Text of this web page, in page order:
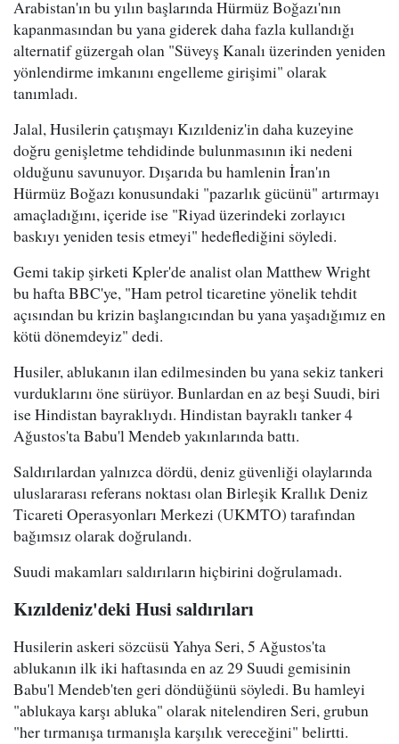
Arabistan'ın bu yılın başlarında Hürmüz Boğazı'nın
kapanmasından bu yana giderek daha fazla kullandığı
alternatif güzergah olan "Süveyş Kanalı üzerinden yeniden
yönlendirme imkanını engelleme girişimi" olarak
tanımladı.
Jalal, Husilerin çatışmayı Kızıldeniz'in daha kuzeyine
doğru genişletme tehdidinde bulunmasının iki nedeni
olduğunu savunuyor. Dışarıda bu hamlenin İran'ın
Hürmüz Boğazı konusundaki "pazarlık gücünü" artırmayı
amaçladığını, içeride ise "Riyad üzerindeki zorlayıcı
baskıyı yeniden tesis etmeyi" hedeflediğini söyledi.
Gemi takip şirketi Kpler'de analist olan Matthew Wright
bu hafta BBC'ye, "Ham petrol ticaretine yönelik tehdit
açısından bu krizin başlangıcından bu yana yaşadığımız en
kötü dönemdeyiz" dedi.
Husiler, ablukanın ilan edilmesinden bu yana sekiz tankeri
vurduklarını öne sürüyor. Bunlardan en az beşi Suudi, biri
ise Hindistan bayraklıydı. Hindistan bayraklı tanker 4
Ağustos'ta Babu'l Mendeb yakınlarında battı.
Saldırılardan yalnızca dördü, deniz güvenliği olaylarında
uluslararası referans noktası olan Birleşik Krallık Deniz
Ticareti Operasyonları Merkezi (UKMTO) tarafından
bağımsız olarak doğrulandı.
Suudi makamları saldırıların hiçbirini doğrulamadı.
Kızıldeniz'deki Husi saldırıları
Husilerin askeri sözcüsü Yahya Seri, 5 Ağustos'ta
ablukanın ilk iki haftasında en az 29 Suudi gemisinin
Babu'l Mendeb'ten geri döndüğünü söyledi. Bu hamleyi
"ablukaya karşı abluka" olarak nitelendiren Seri, grubun
"her tırmanışa tırmanışla karşılık vereceğini" belirtti.